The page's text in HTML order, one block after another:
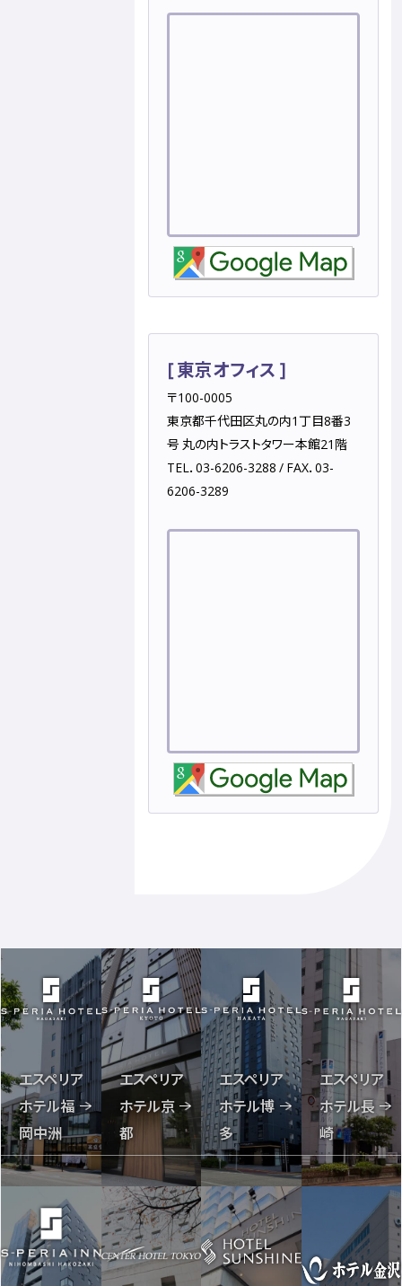
[ 東京オフィス ]
〒100-0005
東京都千代田区丸の内1丁目8番3
号 丸の内トラストタワー本館21階
TEL．03-6206-3288 / FAX．03-
6206-3289
エスペリア
ホテル福
岡中洲
エスペリア
ホテル京
都
エスペリア
ホテル博
多
エスペリア
ホテル長
崎